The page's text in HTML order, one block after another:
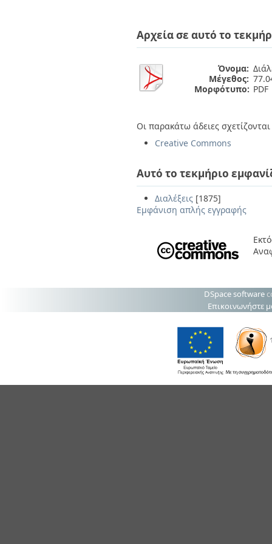
Αρχεία σε αυτό το
Όνομα:
Μέγεθος:
Μορφότυπο: PDF
Οι παρακάτω άδειες
Creative Commons
Αυτό το τεκμήριο
Διαλέξεις [1875]
Εμφάνιση απλής εγγραφής
DSpace software
Επικοινωνήστε